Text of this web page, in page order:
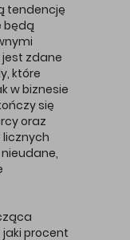
tendencję
będą
zdane
które
w biznesie
się
oraz
procent